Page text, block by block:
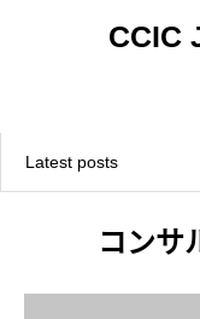
CCIC
Latest posts
コンサ